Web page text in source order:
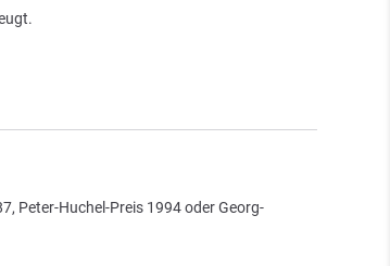
Peter-Huchel-Preis 1994 oder Georg-